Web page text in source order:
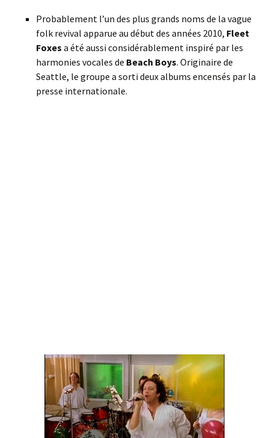
Probablement l’un des plus grands noms de la vague
folk revival apparue au début des années 2010, Fleet
Foxes a été aussi considérablement inspiré par les
harmonies vocales de Beach Boys. Originaire de
Seattle, le groupe a sorti deux albums encensés par la
presse internationale.